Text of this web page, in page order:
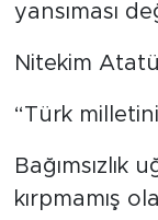
yansıması
Nitekim
“Türk
kırpmamış